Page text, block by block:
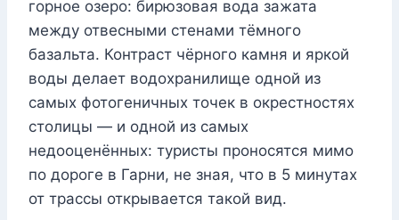
горное озеро: бирюзовая вода зажата
между отвесными стенами тёмного
базальта. Контраст чёрного камня и яркой
воды делает водохранилище одной из
самых фотогеничных точек в окрестностях
столицы — и одной из самых
недооценённых: туристы проносятся мимо
по дороге в Гарни, не зная, что в 5 минутах
от трассы открывается такой вид.